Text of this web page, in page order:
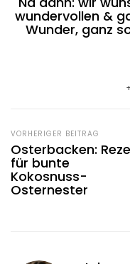
wundervollen &
Wunder, ganz
VORHERIGER BEITRAG
Osterbacken:
für bunte
Kokosnuss-
Osternester